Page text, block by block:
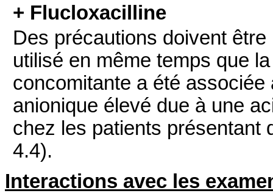
+ Flucloxacilline
Des précautions doivent
utilisé en même temps que
concomitante a été
anionique élevé due à une
chez les patients présentant
4.4).
Interactions avec les